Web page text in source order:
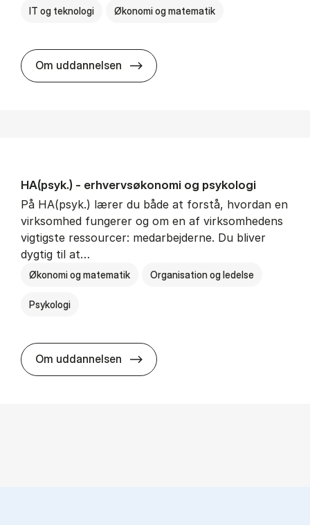
IT og teknologi Økonomi og matematik
Om uddannelsen HA(mat.) - erhvervs­økonomi og
HA(psyk.) - erhvervs­økonomi og psy­ko­lo­gi
På HA(psyk.) lærer du både at forstå, hvordan en
virksomhed fungerer og om en af virksomhedens
vigtigste ressourcer: medarbejderne. Du bliver
dygtig til at…
Økonomi og matematik Organisation og ledelse
Psykologi
Om uddannelsen HA(psyk.) - erhvervs­økonomi og